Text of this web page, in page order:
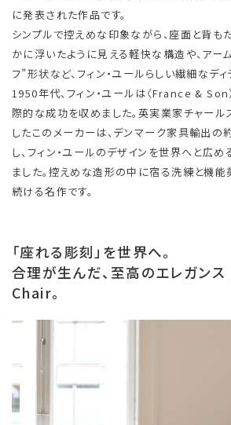
に発表された作品です。
シンプルで控えめな印象ながら、座面と背も
かに浮いたように見える軽快な構造や、アー
フ”形状など、フィン・ユールらしい繊細なデ
1950年代、フィン・ユールは〈France & Son
際的な成功を収めました。英実業家チャール
したこのメーカーは、デンマーク家具輸出
し、フィン・ユールのデザインを世界へと広
ました。控えめな造形の中に宿る洗練と機能
続ける名作です。
「座れる彫刻」を世界へ。
合理が生んだ、至高のエレガン
Chair。